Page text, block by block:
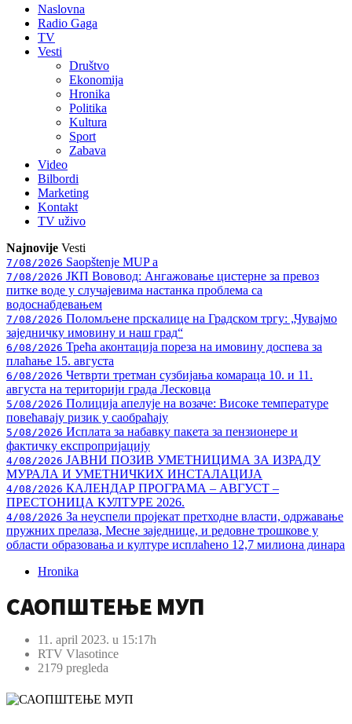
Naslovna
Radio Gaga
TV
Vesti
Društvo
Ekonomija
Hronika
Politika
Kultura
Sport
Zabava
Video
Bilbordi
Marketing
Kontakt
TV uživo
Najnovije Vesti
7/08/2026 Saopštenje MUP a
7/08/2026 ЈКП Вововод: Ангажовање цистерне за превоз
питке воде у случајевима настанка проблема са
водоснабдевањем
7/08/2026 Поломљене прскалице на Градском тргу: „Чувајмо
заједничку имовину и наш град“
6/08/2026 Трећа аконтација пореза на имовину доспева за
плаћање 15. августа
6/08/2026 Четврти третман сузбијања комараца 10. и 11.
августа на територији града Лесковца
5/08/2026 Полиција апелује на возаче: Високе температуре
повећавају ризик у саобраћају
5/08/2026 Исплата за набавку пакета за пензионере и
фактичку експропријацију
4/08/2026 ЈАВНИ ПОЗИВ УМЕТНИЦИМА ЗА ИЗРАДУ
МУРАЛА И УМЕТНИЧКИХ ИНСТАЛАЦИЈА
4/08/2026 КАЛЕНДАР ПРОГРАМА – АВГУСТ –
ПРЕСТОНИЦА КУЛТУРЕ 2026.
4/08/2026 За неуспели пројекат претходне власти, одржавање
пружних прелаза, Месне заједнице, и редовне трошкове у
области образовања и културе исплаћено 12,7 милиона динара
Hronika
САОПШТЕЊЕ МУП
11. april 2023. u 15:17h
RTV Vlasotince
2179 pregleda